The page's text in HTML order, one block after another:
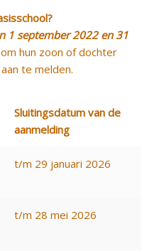
1 september 2022 en 31
hun zoon of dochter
te melden.
Sluitingsdatum van de
aanmelding
t/m 29 januari 2026
t/m 28 mei 2026